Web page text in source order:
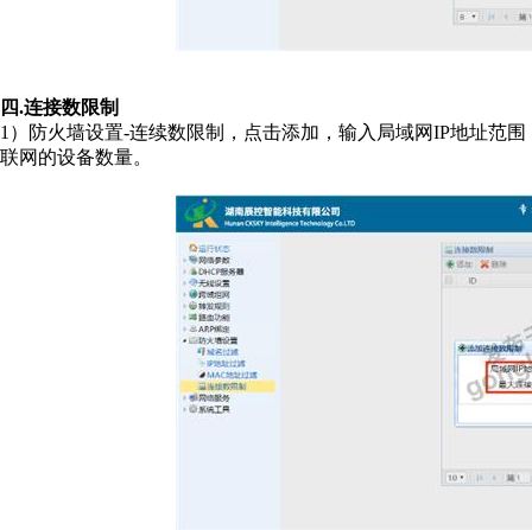
四.连接数限制
1）防火墙设置-连续数限制，点击添加，输入局域网IP地址范
联网的设备数量。